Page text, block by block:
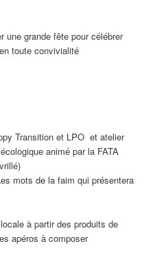
une grande fête pour célébrer
toute convivialité
Transition et LPO et atelier
animé par la FATA
mots de la faim qui présentera
à partir des produits de
apéros à composer